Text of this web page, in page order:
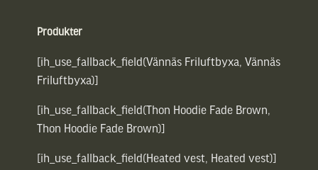
Produkter
[ih_use_fallback_field(Vännäs Friluftbyxa, Vännäs
Friluftbyxa)]
[ih_use_fallback_field(Thon Hoodie Fade Brown,
Thon Hoodie Fade Brown)]
[ih_use_fallback_field(Heated vest, Heated vest)]